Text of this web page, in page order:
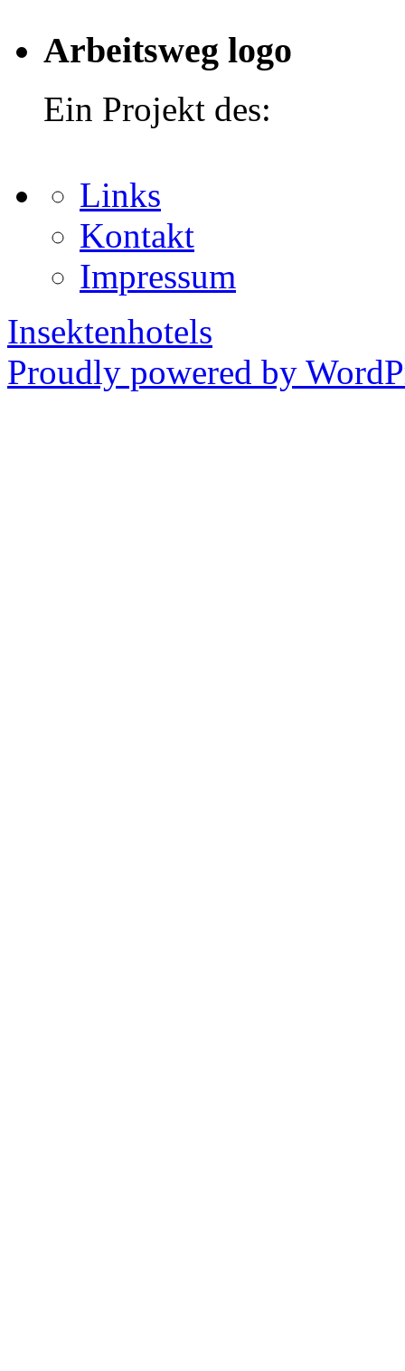
Arbeitsweg logo
Ein Projekt des:
Links
Kontakt
Impressum
Insektenhotels
Proudly powered by